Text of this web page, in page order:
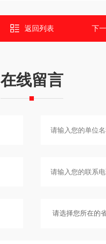
返回列表 下
在线留言